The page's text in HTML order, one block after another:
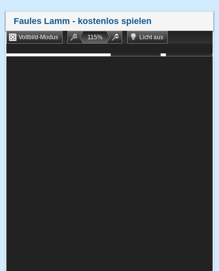
Faules Lamm - kostenlos spielen
Vollbild-Modus 115%
Licht aus